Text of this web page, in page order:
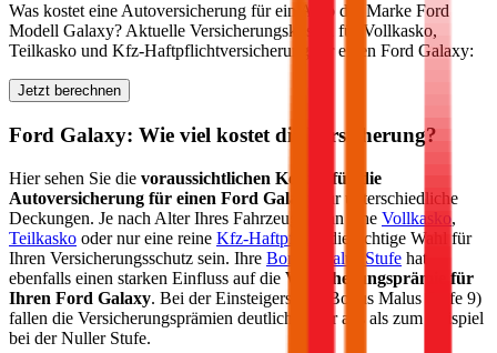
Was kostet eine Autoversicherung für ein Auto der Marke Ford
Modell Galaxy? Aktuelle Versicherungskosten für Vollkasko,
Teilkasko und Kfz-Haftpflichtversicherung für einen Ford Galaxy:
Jetzt berechnen
Ford Galaxy: Wie viel kostet die Versicherung?
Hier sehen Sie die voraussichtlichen Kosten für die
Autoversicherung für einen Ford Galaxy
für unterschiedliche
Deckungen. Je nach Alter Ihres Fahrzeugs kann eine Vollkasko,
Teilkasko oder nur eine reine Kfz-Haftpflicht
die richtige Wahl für
Ihren Versicherungsschutz sein. Ihre Bonus-Malus Stufe hat
ebenfalls einen starken Einfluss auf die Versicherungsprämie für
Ihren Ford Galaxy. Bei der Einsteigerstufe (Bonus Malus Stufe 9)
fallen die Versicherungsprämien deutlich höher aus als zum Beispiel
bei der Nuller Stufe.